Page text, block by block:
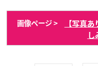
画像ページ >
【写真
し